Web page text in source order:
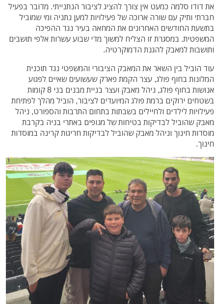
את דודו סלמה כמעט אין צורך להציג לציבור הנתנייתי. מדובר בפעיל
חברתי ותיק עם שורה ארוכה של פעילויות למען נתניה ומי שמוביל
בתשעת החודשים האחרונים את המחאה בעיר נגד ההפיכה
המשפטית. במסגרת זו הצליח למשוך מדי שבוע עשרות אלפי תושבים
ותושבות למאבק להגנת הדמוקרטיה.
עוד הוביל בין השאר את המאבק הציבורי והמשפטי נגד תוכנית
המלונות בחוף פולג, עצר הקמת פארק שעשועים שאיים לפגוע
אנושות בחוף פולג, ניהל מאבק ועצר בניית מבנים בני 8 קומות
בשטחים ירוקים ברמת פולג המיועדים לציבור, הוביל מהלך לפתיחת
פעילויות לילדים ולחיילים בשבתות בתחום התרבות והספורט, ניהל
מאבק שהוביל לבדיקות בטיחות של מנופים באתרי בניה בקרבת
מוסדות חינוך וניהל מאבק שהוביל לבדיקות חריגות קרינה במוסדות
חינוך.